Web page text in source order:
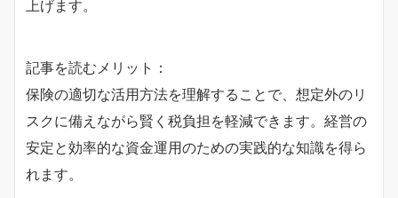
上げます。
記事を読むメリット：
保険の適切な活用方法を理解することで、想定外のリ
スクに備えながら賢く税負担を軽減できます。経営の
安定と効率的な資金運用のための実践的な知識を得ら
れます。